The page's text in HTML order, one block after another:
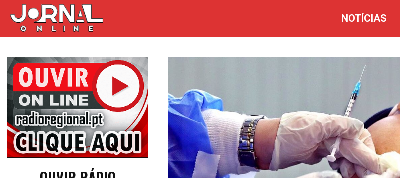
NOTÍCIAS